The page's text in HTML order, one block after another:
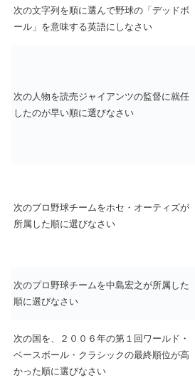
次の文字列を順に選んで野球の「デッドボ
ール」を意味する英語にしなさい
次の人物を読売ジャイアンツの監督に就任
したのが早い順に選びなさい
次のプロ野球チームをホセ・オーティズが
所属した順に選びなさい
次のプロ野球チームを中島宏之が所属した
順に選びなさい
次の国を、２００６年の第１回ワールド・
ベースボール・クラシックの最終順位が高
かった順に選びなさい